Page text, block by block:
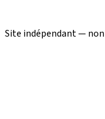
Site indépendant —